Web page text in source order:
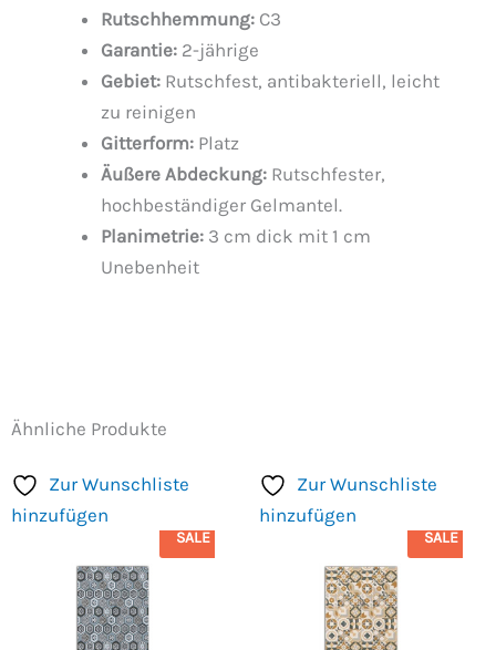
Rutschhemmung: C3
Garantie: 2-jährige
Gebiet: Rutschfest, antibakteriell, leicht
zu reinigen
Gitterform: Platz
Äußere Abdeckung: Rutschfester,
hochbeständiger Gelmantel.
Planimetrie: 3 cm dick mit 1 cm
Unebenheit
Ähnliche Produkte
Zur Wunschliste
hinzufügen
SALE
Zur Wunschliste
hinzufügen
SALE